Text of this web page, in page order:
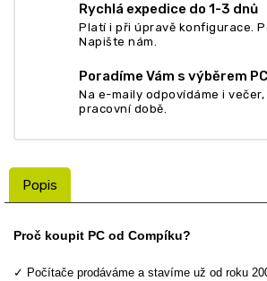
Rychlá expedice do 1-3 dnů
Platí i při úpravě konfigurace.
Napište nám.
Poradíme Vám s výběrem PC
Na e-maily odpovídáme i
pracovní době.
Popis
Proč koupit PC od Compíku?
✓ Počítače prodáváme a stavíme už od roku